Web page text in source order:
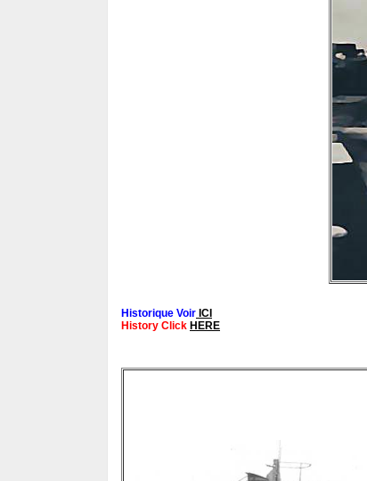
Historique Voir ICI
History Click HERE